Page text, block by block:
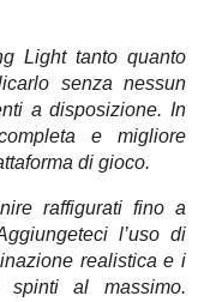
Light tanto quanto
senza nessun
a disposizione. In
e migliore
di gioco.
raffigurati fino a
l’uso di
realistica e i
spinti al massimo.